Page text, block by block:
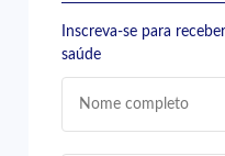
Inscreva-se para
saúde